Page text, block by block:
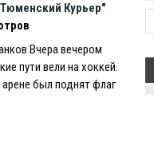
Курьер"
Вчера вечером
пути вели на хоккей.
был поднят флаг